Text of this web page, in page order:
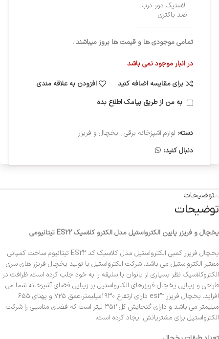
لاستیک دور درب
ضد باکتری
تمامی موجودی ها و قیمت ها بروز میباشند .
در انبار موجود نمی باشد
برای مقایسه اضافه کنید
افزودن به علاقه مندی
به من از طریق پیامک اطلاع بده
دسته: لوازم آشپزخانه برقی, یخچال و فریزر
دنبال کنید:
توضیحات
توضیحات
یخچال و فریزر پایین الکترواستیل مدل الکترو کلاسیک ES22 تیتانیومی
یخچال فریزر کمبی الکترواستیل مدل کلاسیک کد ES22 تیتانیوم ساخت کمپانی
معتبر الکترواستیل می باشد. شرکت الکترواستیل با تولید یخچال فریزر های سری
الکتروکلاسیک نظر بسیاری از بانوان با سلیقه را به خود جلب کرده است. ظرافت در
طراحی و زیبایی یخچال فریزرهای الکترواستیل بر زیبایی فضای آشپزخانه شما می
افزاید. یخچال فریزر es22
دارای ارتفاع ۱۹۳۰میلیمتر،عمق ۷۲۵ و پهنای ۶۵۵
میلیمتر می باشد و دارای گنجایش کل ۳۵۲ لیتر است که فضای مناسبی را شرکت
الکترواستیل برای مشتریانش ایجاد کرده است.